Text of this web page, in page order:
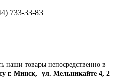
733-33-83
наши товары непосредственно в
г. Минск, ул. Мельникайте 4, 2